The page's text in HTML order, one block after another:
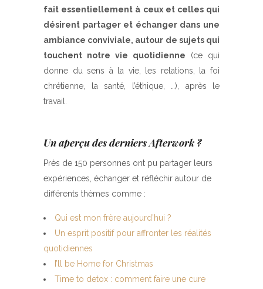
fait essentiellement à ceux et celles qui
désirent partager et échanger dans une
ambiance conviviale, autour de sujets qui
touchent notre vie quotidienne (ce qui
donne du sens à la vie, les relations, la foi
chrétienne, la santé, l’éthique, …), après le
travail.
Un aperçu des derniers Afterwork ?
Près de 150 personnes ont pu partager leurs
expériences, échanger et réfléchir autour de
différents thèmes comme :
Qui est mon frère aujourd’hui ?
Un esprit positif pour affronter les réalités
quotidiennes
I’ll be Home for Christmas
Time to detox : comment faire une cure